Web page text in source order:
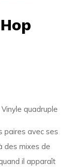
quadruple
paires avec ses
des mixes de
il apparaît